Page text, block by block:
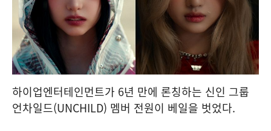
하이업엔터테인먼트가 6년 만에 론칭하는 신인 그룹
언차일드(UNCHILD) 멤버 전원이 베일을 벗었다.